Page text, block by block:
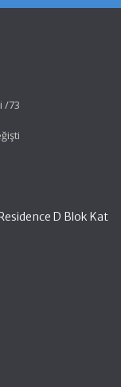
/73
D Blok Kat